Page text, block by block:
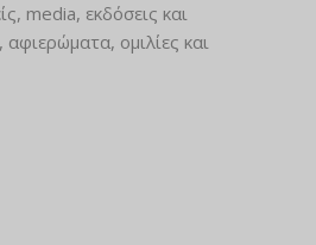
media, εκδόσεις και
ομιλίες και